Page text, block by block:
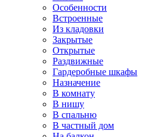
Особенности
Встроенные
Из кладовки
Закрытые
Открытые
Раздвижные
Гардеробные шкафы
Назначение
В комнату
В нишу
В спальню
В частный дом